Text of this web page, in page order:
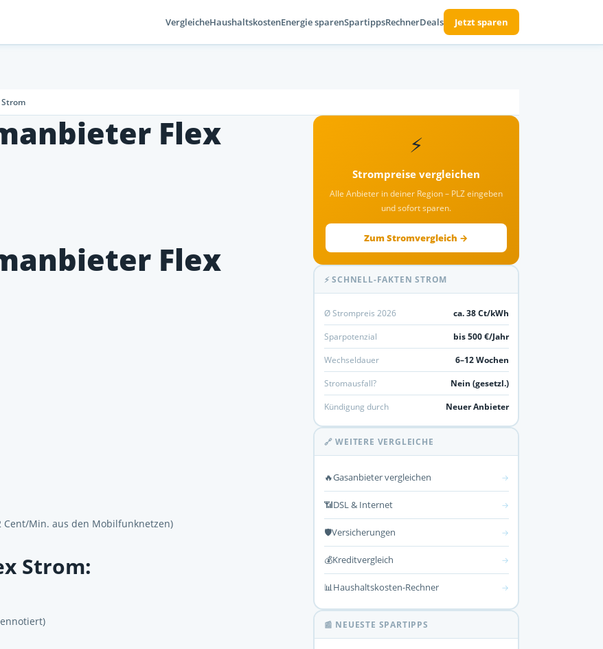
VergleicheHaushaltskostenEnergie sparenSpartippsRechnerDeals Jetzt sparen
Flex
Flex
Min. aus den Mobilfunknetzen)
Strom:
⚡
Strompreise vergleichen
Alle Anbieter in deiner Region – PLZ eingeben
und sofort sparen.
Zum Stromvergleich →
⚡ SCHNELL-FAKTEN STROM
Ø Strompreis 2026
ca. 38 Ct/kWh
Sparpotenzial
bis 500 €/Jahr
Wechseldauer
6–12 Wochen
Stromausfall?
Nein (gesetzl.)
Kündigung durch
Neuer Anbieter
🔗 WEITERE VERGLEICHE
🔥Gasanbieter vergleichen →
📶DSL & Internet →
🛡️Versicherungen →
💰Kreditvergleich →
📊 Haushaltskosten-Rechner →
📰 NEUESTE SPARTIPPS